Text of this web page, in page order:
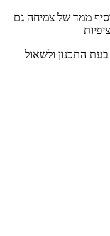
ממד של צמיחה גם
התכנון ולשאול